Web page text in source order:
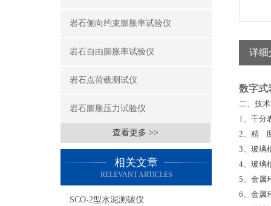
岩石侧向约束膨胀率试验仪
岩石自由膨胀率试验仪
岩石点荷载测试仪
岩石膨胀压力试验仪
查看更多 >>
相关文章
RELEVANT ARTICLES
SCO-2型水泥测碳仪
详细
数字式
二、技
1、千分
2、精
3、玻璃
4、玻璃
5、金属
6、金属